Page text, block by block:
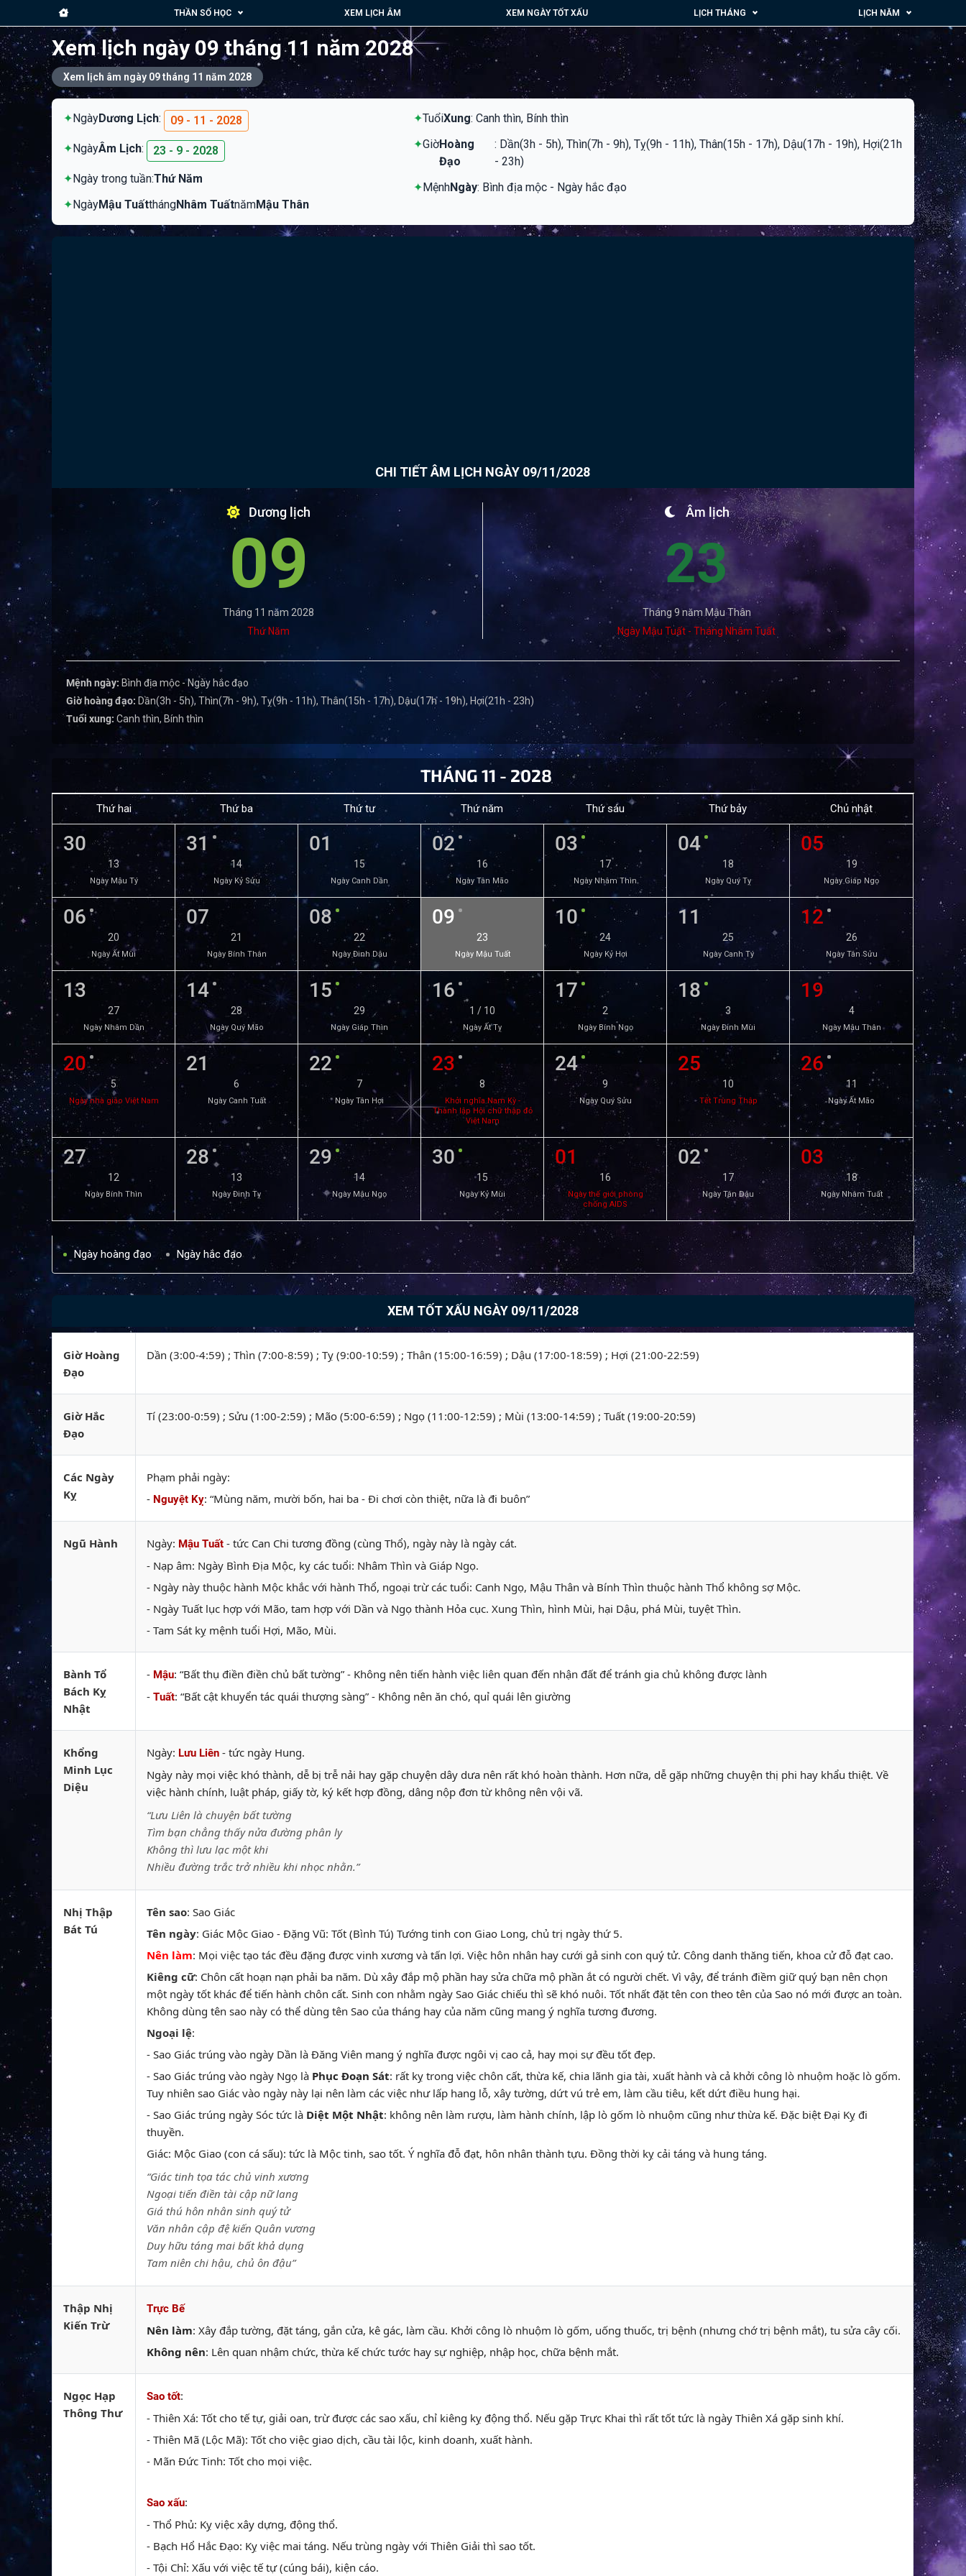
THẦN SỐ HỌC XEM LỊCH ÂM XEM NGÀY TỐT XẤU LỊCH THÁNG LỊCH NĂM
Xem lịch ngày 09 tháng 11 năm 2028
Xem lịch âm ngày 09 tháng 11 năm 2028
✦NgàyDương Lịch: 09 - 11 - 2028
✦NgàyÂm Lịch: 23 - 9 - 2028
✦Ngày trong tuần:Thứ Năm
✦NgàyMậu TuấtthángNhâm TuấtnămMậu Thân
✦TuổiXung: Canh thìn, Bính thìn
✦GiờHoàng
Đạo
: Dần(3h - 5h), Thìn(7h - 9h), Tỵ(9h - 11h), Thân(15h - 17h), Dậu(17h - 19h), Hợi(21h
- 23h)
✦MệnhNgày: Bình địa mộc - Ngày hắc đạo
CHI TIẾT ÂM LỊCH NGÀY 09/11/2028
Dương lịch
09
Tháng 11 năm 2028
Thứ Năm
Âm lịch
23
Tháng 9 năm Mậu Thân
Ngày Mậu Tuất - Tháng Nhâm Tuất
Mệnh ngày: Bình địa mộc - Ngày hắc đạo
Giờ hoàng đạo: Dần(3h - 5h), Thìn(7h - 9h), Tỵ(9h - 11h), Thân(15h - 17h), Dậu(17h - 19h), Hợi(21h - 23h)
Tuổi xung: Canh thìn, Bính thìn
THÁNG 11 - 2028
Thứ hai Thứ ba Thứ tư Thứ năm Thứ sáu Thứ bảy Chủ nhật
30
13
Ngày Mậu Tý
31
14
Ngày Kỷ Sửu
01
15
Ngày Canh Dần
02
16
Ngày Tân Mão
03
17
Ngày Nhâm Thìn
04
18
Ngày Quý Tỵ
05
19
Ngày Giáp Ngọ
06
20
Ngày Ất Mùi
07
21
Ngày Bính Thân
08
22
Ngày Đinh Dậu
09
23
Ngày Mậu Tuất
10
24
Ngày Kỷ Hợi
11
25
Ngày Canh Tý
12
26
Ngày Tân Sửu
13
27
Ngày Nhâm Dần
14
28
Ngày Quý Mão
15
29
Ngày Giáp Thìn
16
1 / 10
Ngày Ất Tỵ
17
2
Ngày Bính Ngọ
18
3
Ngày Đinh Mùi
19
4
Ngày Mậu Thân
20
5
Ngày nhà giáo Việt Nam
21
6
Ngày Canh Tuất
22
7
Ngày Tân Hợi
23
8
Khởi nghĩa Nam Kỳ -
Thành lập Hội chữ thập đỏ
Việt Nam
24
9
Ngày Quý Sửu
25
10
Tết Trùng Thập
26
11
Ngày Ất Mão
27
12
Ngày Bính Thìn
28
13
Ngày Đinh Tỵ
29
14
Ngày Mậu Ngọ
30
15
Ngày Kỷ Mùi
01
16
Ngày thế giới phòng
chống AIDS
02
17
Ngày Tân Dậu
03
18
Ngày Nhâm Tuất
Ngày hoàng đạo Ngày hắc đạo
XEM TỐT XẤU NGÀY 09/11/2028
Giờ Hoàng
Đạo
Dần (3:00-4:59) ; Thìn (7:00-8:59) ; Tỵ (9:00-10:59) ; Thân (15:00-16:59) ; Dậu (17:00-18:59) ; Hợi (21:00-22:59)
Giờ Hắc
Đạo
Tí (23:00-0:59) ; Sửu (1:00-2:59) ; Mão (5:00-6:59) ; Ngọ (11:00-12:59) ; Mùi (13:00-14:59) ; Tuất (19:00-20:59)
Các Ngày
Kỵ
Phạm phải ngày:
- Nguyệt Kỵ: “Mùng năm, mười bốn, hai ba - Đi chơi còn thiệt, nữa là đi buôn”
Ngũ Hành Ngày: Mậu Tuất - tức Can Chi tương đồng (cùng Thổ), ngày này là ngày cát.
- Nạp âm: Ngày Bình Địa Mộc, kỵ các tuổi: Nhâm Thìn và Giáp Ngọ.
- Ngày này thuộc hành Mộc khắc với hành Thổ, ngoại trừ các tuổi: Canh Ngọ, Mậu Thân và Bính Thìn thuộc hành Thổ không sợ Mộc.
- Ngày Tuất lục hợp với Mão, tam hợp với Dần và Ngọ thành Hỏa cục. Xung Thìn, hình Mùi, hại Dậu, phá Mùi, tuyệt Thìn.
- Tam Sát kỵ mệnh tuổi Hợi, Mão, Mùi.
Bành Tổ
Bách Kỵ
Nhật
- Mậu: “Bất thụ điền điền chủ bất tường” - Không nên tiến hành việc liên quan đến nhận đất để tránh gia chủ không được lành
- Tuất: “Bất cật khuyển tác quái thượng sàng” - Không nên ăn chó, quỉ quái lên giường
Khổng
Minh Lục
Diệu
Ngày: Lưu Liên - tức ngày Hung.
Ngày này mọi việc khó thành, dễ bị trễ nải hay gặp chuyện dây dưa nên rất khó hoàn thành. Hơn nữa, dễ gặp những chuyện thị phi hay khẩu thiệt. Về
việc hành chính, luật pháp, giấy tờ, ký kết hợp đồng, dâng nộp đơn từ không nên vội vã.
“Lưu Liên là chuyện bất tường
Tìm bạn chẳng thấy nửa đường phân ly
Không thì lưu lạc một khi
Nhiều đường trắc trở nhiều khi nhọc nhằn.”
Nhị Thập
Bát Tú
Tên sao: Sao Giác
Tên ngày: Giác Mộc Giao - Đặng Vũ: Tốt (Bình Tú) Tướng tinh con Giao Long, chủ trị ngày thứ 5.
Nên làm: Mọi việc tạo tác đều đặng được vinh xương và tấn lợi. Việc hôn nhân hay cưới gả sinh con quý tử. Công danh thăng tiến, khoa cử đỗ đạt cao.
Kiêng cữ: Chôn cất hoạn nạn phải ba năm. Dù xây đắp mộ phần hay sửa chữa mộ phần ắt có người chết. Vì vậy, để tránh điềm giữ quý bạn nên chọn
một ngày tốt khác để tiến hành chôn cất. Sinh con nhằm ngày Sao Giác chiếu thì sẽ khó nuôi. Tốt nhất đặt tên con theo tên của Sao nó mới được an toàn.
Không dùng tên sao này có thể dùng tên Sao của tháng hay của năm cũng mang ý nghĩa tương đương.
Ngoại lệ:
- Sao Giác trúng vào ngày Dần là Đăng Viên mang ý nghĩa được ngôi vị cao cả, hay mọi sự đều tốt đẹp.
- Sao Giác trúng vào ngày Ngọ là Phục Đoạn Sát: rất kỵ trong việc chôn cất, thừa kế, chia lãnh gia tài, xuất hành và cả khởi công lò nhuộm hoặc lò gốm.
Tuy nhiên sao Giác vào ngày này lại nên làm các việc như lấp hang lỗ, xây tường, dứt vú trẻ em, làm cầu tiêu, kết dứt điều hung hại.
- Sao Giác trúng ngày Sóc tức là Diệt Một Nhật: không nên làm rượu, làm hành chính, lập lò gốm lò nhuộm cũng như thừa kế. Đặc biệt Đại Kỵ đi
thuyền.
Giác: Mộc Giao (con cá sấu): tức là Mộc tinh, sao tốt. Ý nghĩa đỗ đạt, hôn nhân thành tựu. Đồng thời kỵ cải táng và hung táng.
“Giác tinh tọa tác chủ vinh xương
Ngoại tiến điền tài cập nữ lang
Giá thú hôn nhân sinh quý tử
Văn nhân cập đệ kiến Quân vương
Duy hữu táng mai bất khả dụng
Tam niên chi hậu, chủ ôn đậu”
Thập Nhị
Kiến Trừ
Trực Bế
Nên làm: Xây đắp tường, đặt táng, gắn cửa, kê gác, làm cầu. Khởi công lò nhuộm lò gốm, uống thuốc, trị bệnh (nhưng chớ trị bệnh mắt), tu sửa cây cối.
Không nên: Lên quan nhậm chức, thừa kế chức tước hay sự nghiệp, nhập học, chữa bệnh mắt.
Ngọc Hạp
Thông Thư
Sao tốt:
- Thiên Xá: Tốt cho tế tự, giải oan, trừ được các sao xấu, chỉ kiêng kỵ động thổ. Nếu gặp Trực Khai thì rất tốt tức là ngày Thiên Xá gặp sinh khí.
- Thiên Mã (Lộc Mã): Tốt cho việc giao dịch, cầu tài lộc, kinh doanh, xuất hành.
- Mãn Đức Tinh: Tốt cho mọi việc.
Sao xấu:
- Thổ Phủ: Kỵ việc xây dựng, động thổ.
- Bạch Hổ Hắc Đạo: Kỵ việc mai táng. Nếu trùng ngày với Thiên Giải thì sao tốt.
- Tội Chỉ: Xấu với việc tế tự (cúng bái), kiện cáo.